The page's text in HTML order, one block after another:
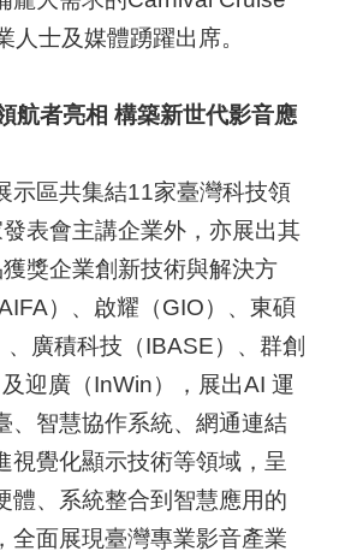
人士及媒體踴躍出席。
航者亮相構築新世代影音應
示區共集結11家臺灣科技領
表會主講企業外，亦展出其
獎企業創新技術與解決方
）、啟耀（GIO）、東碩
、廣積科技（IBASE）、群創
及迎廣（InWin），展出AI 運
、智慧協作系統、網通連結
視覺化顯示技術等領域，呈
體、系統整合到智慧應用的
全面展現臺灣專業影音產業